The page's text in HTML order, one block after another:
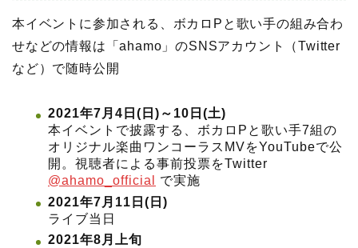
本イベントに参加される、ボカロPと歌い手の組み合わ
せなどの情報は「ahamo」のSNSアカウント（Twitter
など）で随時公開
2021年7月4日(日)～10日(土)
本イベントで披露する、ボカロPと歌い手7組の
オリジナル楽曲ワンコーラスMVをYouTubeで公
開。視聴者による事前投票をTwitter
@ahamo_official
で実施
2021年7月11日(日)
ライブ当日
2021年8月上旬